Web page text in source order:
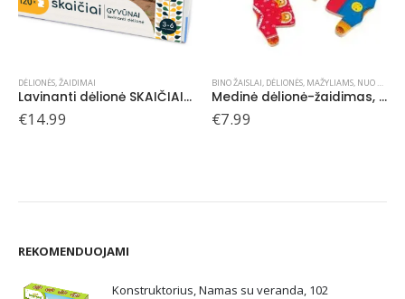
BINO ŽAISLAI,DĖLIONĖS
Medinė dėlionė-žaidimas, Aprenk meškutę Bertą , 3+
€7.99
BINO ŽAISLAI,DĖLIONĖS,MAŽYLIAMS,NUO 3 METŲ
Medinė dėlionė Skaičiai
€6.99
REKOMENDUOJAMI
Konstruktorius, Namas su veranda, 102